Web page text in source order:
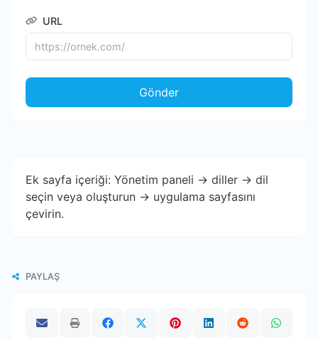
URL
Gönder
Ek sayfa içeriği: Yönetim paneli -> diller -> dil
seçin veya oluşturun -> uygulama sayfasını
çevirin.
PAYLAŞ